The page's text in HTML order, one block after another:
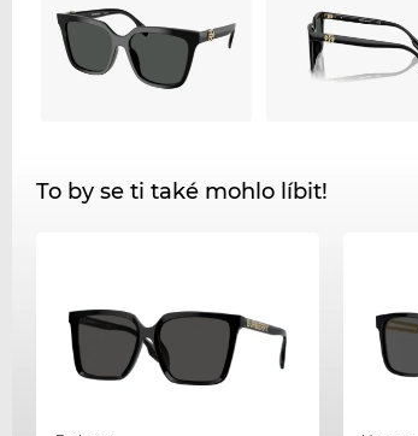
To by se ti také mohlo líbit!